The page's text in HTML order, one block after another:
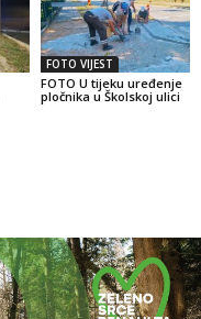
FOTO VIJEST
FOTO U tijeku uređenje
pločnika u Školskoj ulici